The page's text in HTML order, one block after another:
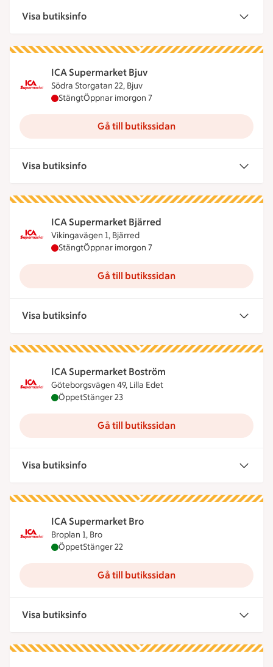
Visa butiksinfo
ICA Supermarket Bjuv
Södra Storgatan 22, Bjuv
ICA Supermarket Bjuv har stängt idag, öppnar
StängtÖppnar imorgon 7
Gå till butikssidan
Visa butiksinfo
ICA Supermarket Bjärred
Vikingavägen 1, Bjärred
ICA Supermarket Bjärred har stängt idag, öppnar
StängtÖppnar imorgon 7
Gå till butikssidan
Visa butiksinfo
ICA Supermarket Boström
Göteborgsvägen 49, Lilla Edet
ICA Supermarket Boström är öppen nu, stänger
ÖppetStänger 23
Gå till butikssidan
Visa butiksinfo
ICA Supermarket Bro
Broplan 1, Bro
ICA Supermarket Bro är öppen nu, stänger
ÖppetStänger 22
Gå till butikssidan
Visa butiksinfo